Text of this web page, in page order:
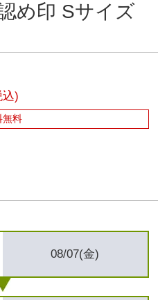
め印 Sサイズ
込)
無料
08/07(金)